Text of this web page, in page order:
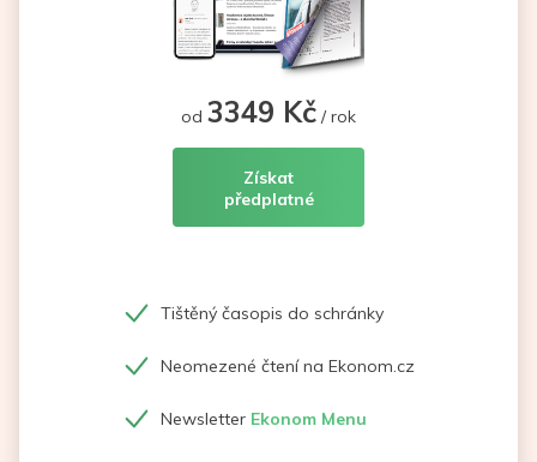
od 3349 Kč / rok
Získat
předplatné
Tištěný časopis do schránky
Neomezené čtení na Ekonom.cz
Newsletter Ekonom Menu